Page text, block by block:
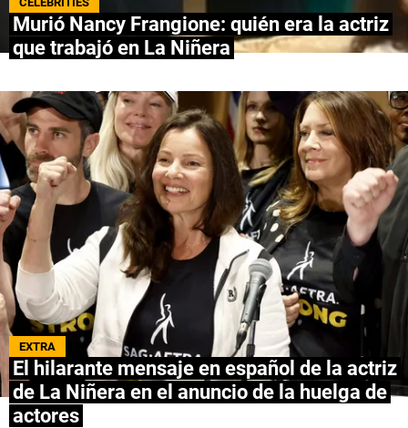
NETFLIX
APPLE TV+
MÚSICA
CELEBRITIES
PASATIEMPOS
INFLUENCERS
SPOILER US
Murió Nancy Frangione: quién era la actriz
que trabajó en La Niñera
EXTRA
El hilarante mensaje en español de la actriz
de La Niñera en el anuncio de la huelga de
actores